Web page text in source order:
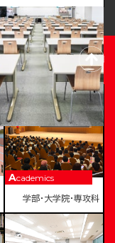
Academics
学部・大学院・専攻科